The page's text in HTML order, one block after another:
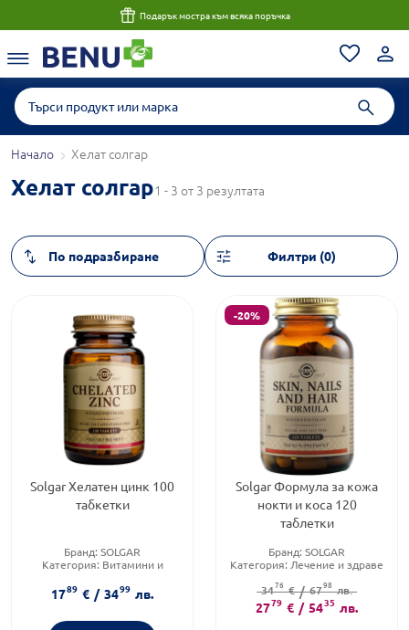
Подарък мостра към всяка поръчка
Начало Хелат солгар
Хелат солгар1 - 3 от 3 резултата
Филтри (0)
Solgar Хелатен цинк 100
табкетки
Бранд: SOLGAR
Категория: Витамини и
Форма на продукта: табкетки
1789 € / 3499 лв.
-20%
Solgar Формула за кожа
нокти и коса 120
таблетки
Бранд: SOLGAR
Категория: Лечение и здраве
3476 € / 6798 лв.
2779 € / 5435 лв.